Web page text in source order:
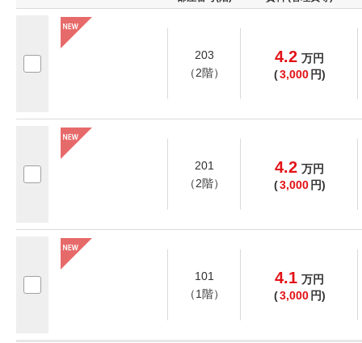
203
（2階）
4.2 万円
(3,000 円)
201
（2階）
4.2 万円
(3,000 円)
101
（1階）
4.1 万円
(3,000 円)